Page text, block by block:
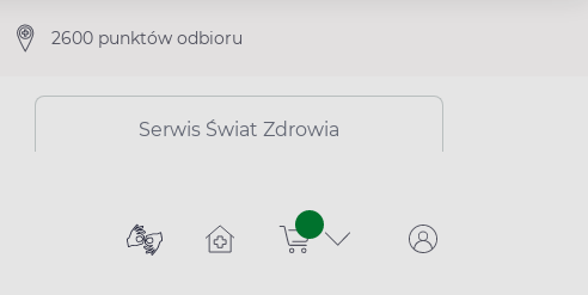
2600 punktów odbioru
Serwis Świat Zdrowia
sztuk